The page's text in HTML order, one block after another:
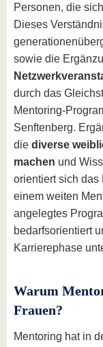
Personen, die
Dieses
sowie die
durch das
Mentoring-
Senftenberg.
die diverse
machen und
orientiert sich das
einem weiten
angelegtes
bedarfsorientiert
Karrierephase
Warum
Frauen?
Mentoring hat in